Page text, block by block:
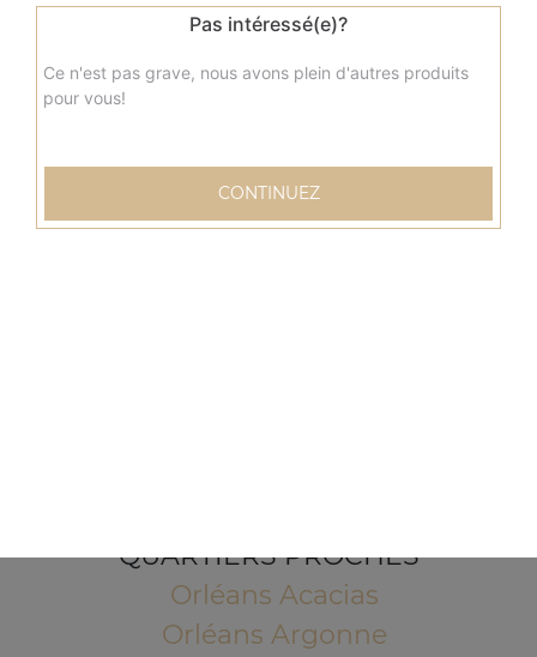
QUARTIERS PROCHES
Orléans Acacias
Orléans Argonne
Pas intéressé(e)?
Ce n'est pas grave, nous avons plein d'autres produits
pour vous!
CONTINUEZ